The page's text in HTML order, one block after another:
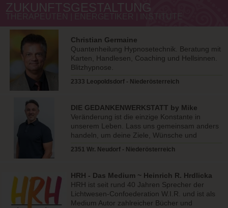
ZUKUNFTSGESTALTUNG
Christian Germaine
Quantenheilung Hypnosetechnik. Beratung mit
Karten, Handlesen, Coaching und Hellsinnen.
Blitzhypnose.
2333 Leopoldsdorf - Niederösterreich
DIE GEDANKENWERKSTATT by Mike
Buratti
Veränderung ist die einzige Konstante in
unserem Leben. Lass uns gemeinsam anders
handeln, um deine Ziele, Wünsche und
2351 Wr. Neudorf - Niederösterreich
HRH - Das Medium ~ Heinrich R. Hrdlicka
HRH ist seit rund 40 Jahren Sprecher der
Lichtwesen-Confoederation W.I.R. und ist als
Medium Autor zahlreicher Bücher und